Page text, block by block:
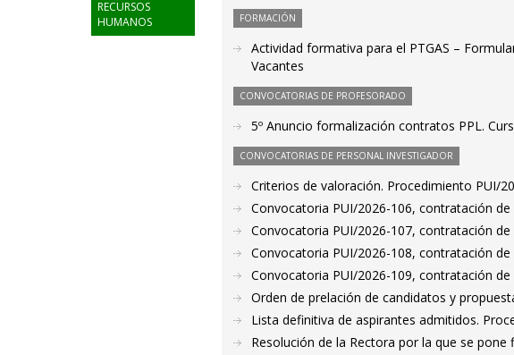
RECURSOS
HUMANOS
FORMACIÓN
Actividad formativa para el PTGAS –
Vacantes
CONVOCATORIAS DE PROFESORADO
5º Anuncio formalización contratos PPL.
CONVOCATORIAS DE PERSONAL INVESTIGADOR
Criterios de valoración. Procedimiento PUI/
Convocatoria PUI/2026-106, contratación
Convocatoria PUI/2026-107, contratación
Convocatoria PUI/2026-108, contratación
Convocatoria PUI/2026-109, contratación
Orden de prelación de candidatos y
Lista definitiva de aspirantes admitidos.
Resolución de la Rectora por la que se